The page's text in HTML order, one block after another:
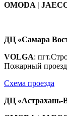
OMODA |
ДЦ «Самара
VOLGA:
Пожарный
Схема проезда
ДЦ «Астрахань-